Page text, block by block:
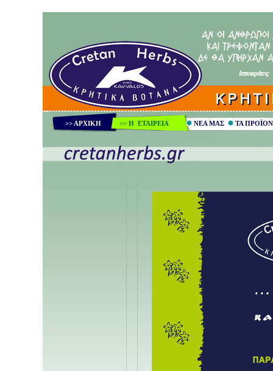
>> ΑΡΧΙΚΗ >> Η ΕΤΑΙΡΕΙΑ ΝΕΑ ΜΑΣ ΤΑ